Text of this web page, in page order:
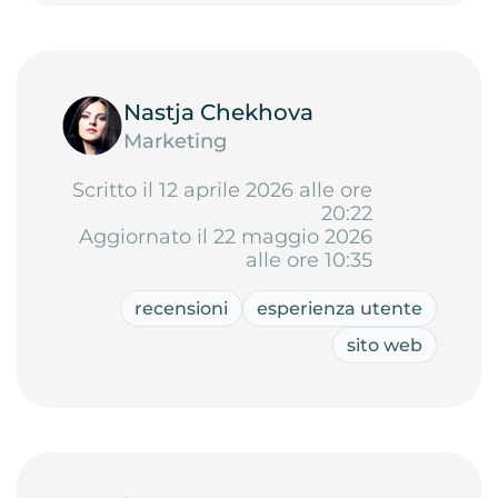
Nastja Chekhova
Marketing
Scritto il 12 aprile 2026 alle ore
20:22
Aggiornato il 22 maggio 2026
alle ore 10:35
recensioni
esperienza utente
sito web